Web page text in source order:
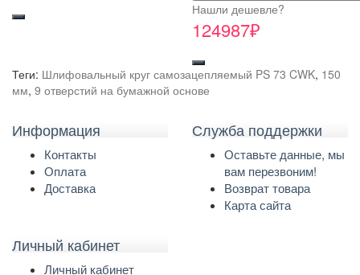
Нашли дешевле?
124987₽
Теги: Шлифовальный круг самозацепляемый PS 73 CWK, 150
мм, 9 отверстий на бумажной основе
Информация
Контакты
Оплата
Доставка
Служба поддержки
Оставьте данные, мы
вам перезвоним!
Возврат товара
Карта сайта
Личный кабинет
Личный кабинет